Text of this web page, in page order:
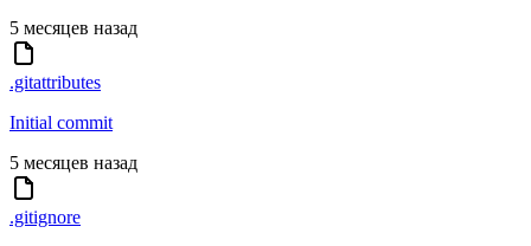
5 месяцев назад
.gitattributes
Initial commit
5 месяцев назад
.gitignore